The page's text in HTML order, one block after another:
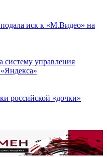
иск к «М.Видео» на
управления
российской «дочки»